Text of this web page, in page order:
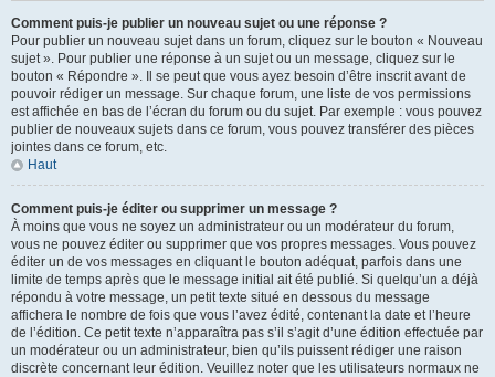
Comment puis-je publier un nouveau sujet ou une réponse ?
Pour publier un nouveau sujet dans un forum, cliquez sur le bouton « Nouveau
sujet ». Pour publier une réponse à un sujet ou un message, cliquez sur le
bouton « Répondre ». Il se peut que vous ayez besoin d’être inscrit avant de
pouvoir rédiger un message. Sur chaque forum, une liste de vos permissions
est affichée en bas de l’écran du forum ou du sujet. Par exemple : vous pouvez
publier de nouveaux sujets dans ce forum, vous pouvez transférer des pièces
jointes dans ce forum, etc.
Haut
Comment puis-je éditer ou supprimer un message ?
À moins que vous ne soyez un administrateur ou un modérateur du forum,
vous ne pouvez éditer ou supprimer que vos propres messages. Vous pouvez
éditer un de vos messages en cliquant le bouton adéquat, parfois dans une
limite de temps après que le message initial ait été publié. Si quelqu’un a déjà
répondu à votre message, un petit texte situé en dessous du message
affichera le nombre de fois que vous l’avez édité, contenant la date et l’heure
de l’édition. Ce petit texte n’apparaîtra pas s’il s’agit d’une édition effectuée par
un modérateur ou un administrateur, bien qu’ils puissent rédiger une raison
discrète concernant leur édition. Veuillez noter que les utilisateurs normaux ne